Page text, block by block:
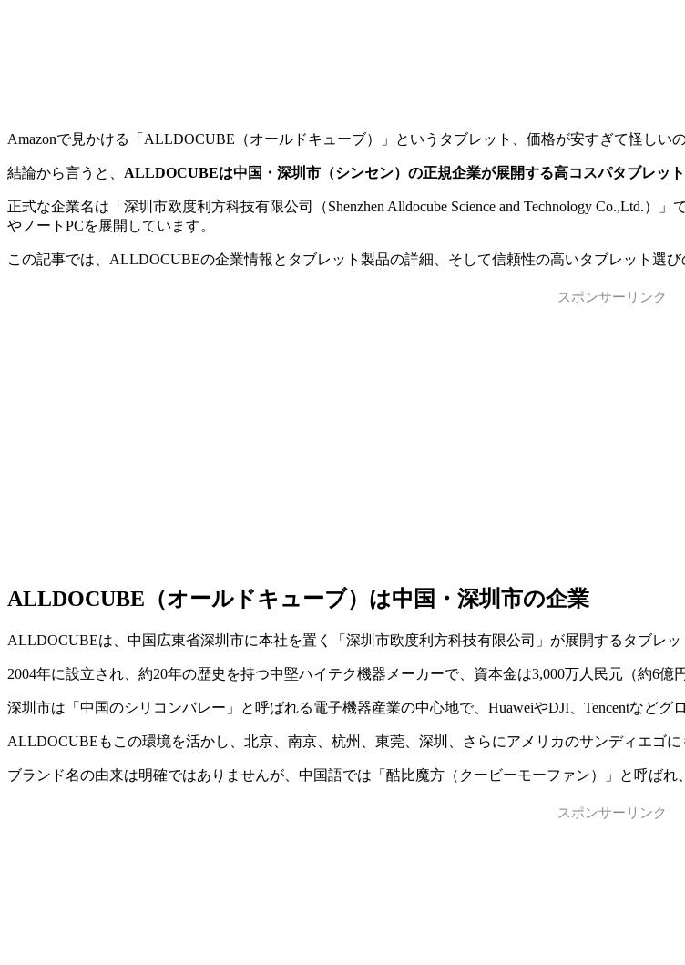
Amazonで見かける「ALLDOCUBE（オールドキューブ）」というタブレット、価格が安すぎて怪しい
結論から言うと、 ALLDOCUBEは中国・深圳市（シンセン）の正規企業が展開する高コスパタブレッ
正式な企業名は「深圳市欧度利方科技有限公司（Shenzhen Alldocube Science and Technology Co.,Ltd.
やノートPCを展開しています。
この記事では、ALLDOCUBEの企業情報とタブレット製品の詳細、そして信頼性の高いタブレット選び
スポンサーリンク
ALLDOCUBE（オールドキューブ）は中国・深圳市の企業
ALLDOCUBEは、中国広東省深圳市に本社を置く「深圳市欧度利方科技有限公司」が展開するタブレッ
2004年に設立され、約20年の歴史を持つ中堅ハイテク機器メーカーで、資本金は3,000万人民元（約6億
深圳市は「中国のシリコンバレー」と呼ばれる電子機器産業の中心地で、HuaweiやDJI、Tencentなどグ
ALLDOCUBEもこの環境を活かし、北京、南京、杭州、東莞、深圳、さらにアメリカのサンディエゴ
ブランド名の由来は明確ではありませんが、中国語では「酷比魔方（クービーモーファン）」と呼ばれ
スポンサーリンク